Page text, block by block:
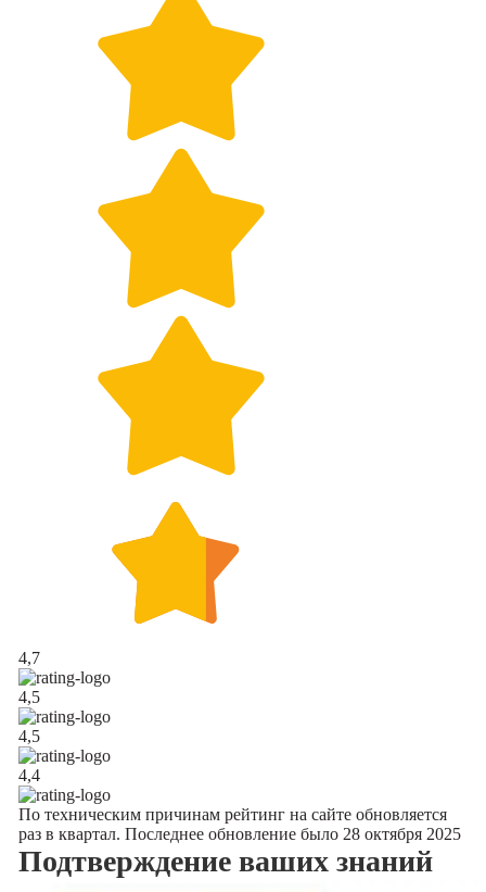
4,7
4,5
4,5
4,4
По техническим причинам рейтинг на сайте обновляется
раз в квартал. Последнее обновление было 28 октября 2025
Подтверждение ваших знаний